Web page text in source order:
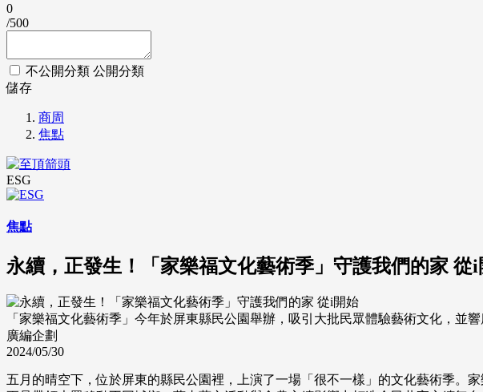
0
/500
不公開分類 公開分類
儲存
商周
焦點
ESG
焦點
永續，正發生！「家樂福文化藝術季」守護我們的家 從i
「家樂福文化藝術季」今年於屏東縣民公園舉辦，吸引大批民眾體驗藝術文化，並響
廣編企劃
2024/05/30
五月的晴空下，位於屏東的縣民公園裡，上演了一場「很不一樣」的文化藝術季。